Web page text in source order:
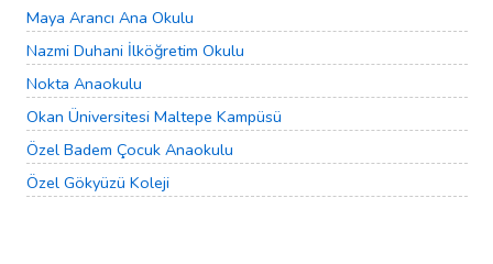
Maya Arancı Ana Okulu
Nazmi Duhani İlköğretim Okulu
Nokta Anaokulu
Okan Üniversitesi Maltepe Kampüsü
Özel Badem Çocuk Anaokulu
Özel Gökyüzü Koleji